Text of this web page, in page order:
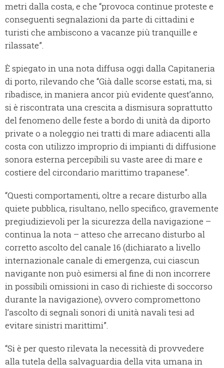
metri dalla costa, e che “provoca continue proteste e
conseguenti segnalazioni da parte di cittadini e
turisti che ambiscono a vacanze più tranquille e
rilassate”.
È spiegato in una nota diffusa oggi dalla Capitaneria
di porto, rilevando che “Già dalle scorse estati, ma, si
ribadisce, in maniera ancor più evidente quest’anno,
si è riscontrata una crescita a dismisura soprattutto
del fenomeno delle feste a bordo di unità da diporto
private o a noleggio nei tratti di mare adiacenti alla
costa con utilizzo improprio di impianti di diffusione
sonora esterna percepibili su vaste aree di mare e
costiere del circondario marittimo trapanese”.
“Questi comportamenti, oltre a recare disturbo alla
quiete pubblica, risultano, nello specifico, gravemente
pregiudizievoli per la sicurezza della navigazione –
continua la nota – atteso che arrecano disturbo al
corretto ascolto del canale 16 (dichiarato a livello
internazionale canale di emergenza, cui ciascun
navigante non può esimersi al fine di non incorrere
in possibili omissioni in caso di richieste di soccorso
durante la navigazione), ovvero compromettono
l’ascolto di segnali sonori di unità navali tesi ad
evitare sinistri marittimi”.
“Si è per questo rilevata la necessità di provvedere
alla tutela della salvaguardia della vita umana in